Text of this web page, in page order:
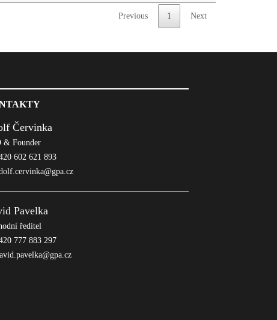
Previous 1 Next
Červinka
& Founder
602 621 893
Pavelka
ředitel
777 883 297